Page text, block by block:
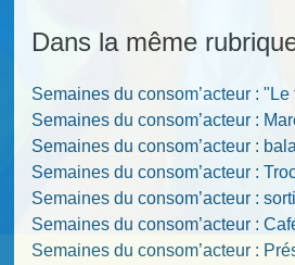
Dans la même
Semaines du consom’acteur :
Semaines du consom’acteur :
Semaines du consom’acteur :
Semaines du consom’acteur :
Semaines du consom’acteur :
Semaines du consom’acteur :
Semaines du consom’acteur :